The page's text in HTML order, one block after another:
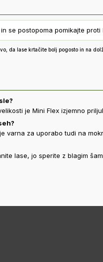
se postopoma pomikajte proti
da lase krtačite bolj pogosto in na
je Mini Flex izjemno
varna za uporabo tudi na
lase, jo sperite z blagim